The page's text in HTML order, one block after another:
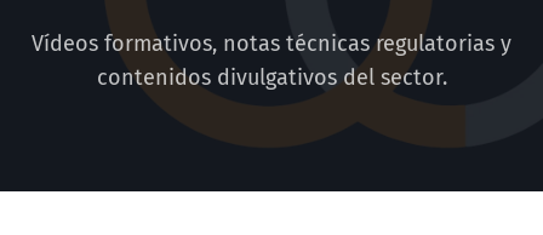
Vídeos formativos, notas técnicas regulatorias y
contenidos divulgativos del sector.